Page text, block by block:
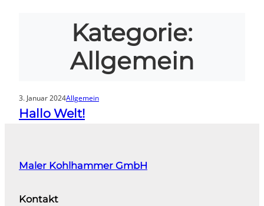
Kategorie:
Allgemein
3. Januar 2024Allgemein
Hallo Welt!
Maler Kohlhammer GmbH
Kontakt